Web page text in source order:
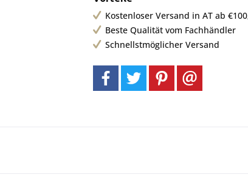
Kostenloser Versand in AT ab
Beste Qualität vom Fachhändler
Schnellstmöglicher Versand